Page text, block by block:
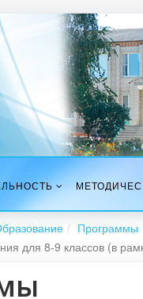
Программы
для 8-9 классов (в